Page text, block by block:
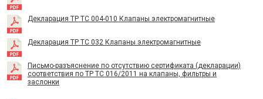
Декларация ТР ТС 004-010 Клапаны электромагнитные
Декларация ТР ТС 032 Клапаны электромагнитные
Письмо-разъяснение по отсутствию сертификата (декларации)
соответствия по ТР ТС 016/2011 на клапаны, фильтры и
заслонки